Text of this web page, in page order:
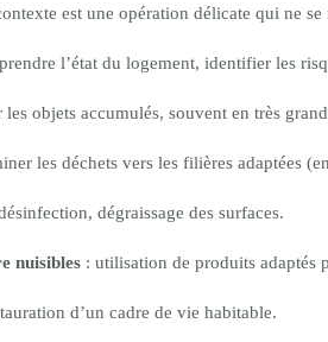
est une opération délicate qui ne
l’état du logement, identifier les
les objets accumulés, souvent en très
les déchets vers les filières adaptées
dégraissage des surfaces.
nuisibles : utilisation de produits adaptés
d’un cadre de vie habitable.